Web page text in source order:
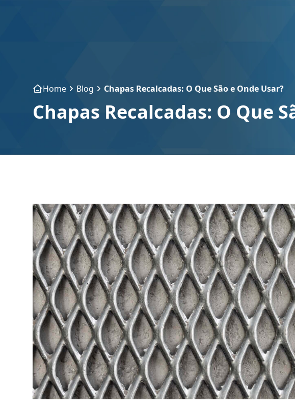
Home Blog Chapas Recalcadas: O Que São e Onde Usar?
Chapas Recalcadas: O Que